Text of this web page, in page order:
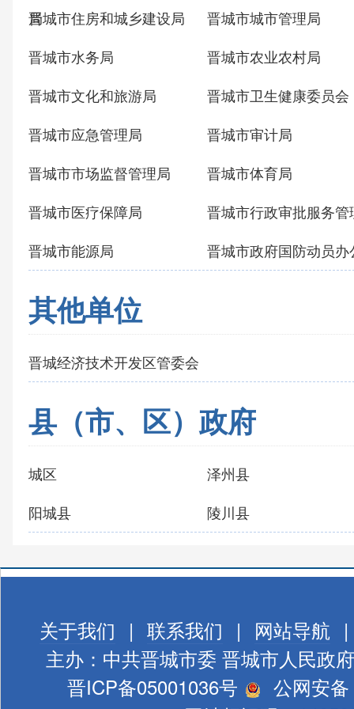
局
晋城市住房和城乡建设局
晋城市城市管理局
晋城市水务局
晋城市农业农村局
晋城市文化和旅游局
晋城市卫生健康委员会
晋城市应急管理局
晋城市审计局
晋城市市场监督管理局
晋城市体育局
晋城市医疗保障局
晋城市行政审批服务管
晋城市能源局
晋城市政府国防动员办
其他单位
晋城经济技术开发区管委会
县（市、区）政府
城区
泽州县
阳城县
陵川县
关于我们 | 联系我们 | 网站导航 |
主办：中共晋城市委 晋城市人民政府
晋ICP备05001036号
公网安